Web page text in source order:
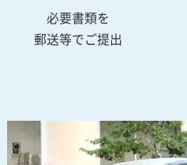
必要書類を
郵送等でご提出